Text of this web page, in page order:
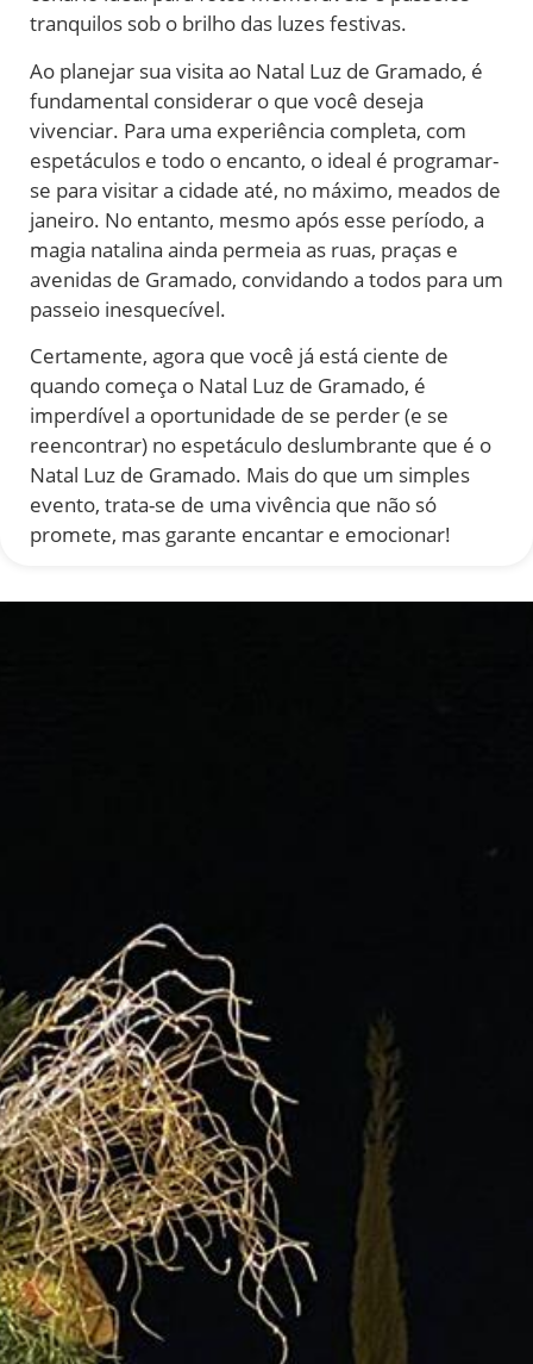
tranquilos sob o brilho das luzes festivas.
Ao planejar sua visita ao Natal Luz de Gramado, é
fundamental considerar o que você deseja
vivenciar. Para uma experiência completa, com
espetáculos e todo o encanto, o ideal é programar-
se para visitar a cidade até, no máximo, meados de
janeiro. No entanto, mesmo após esse período, a
magia natalina ainda permeia as ruas, praças e
avenidas de Gramado, convidando a todos para um
passeio inesquecível.
Certamente, agora que você já está ciente de
quando começa o Natal Luz de Gramado, é
imperdível a oportunidade de se perder (e se
reencontrar) no espetáculo deslumbrante que é o
Natal Luz de Gramado. Mais do que um simples
evento, trata-se de uma vivência que não só
promete, mas garante encantar e emocionar!